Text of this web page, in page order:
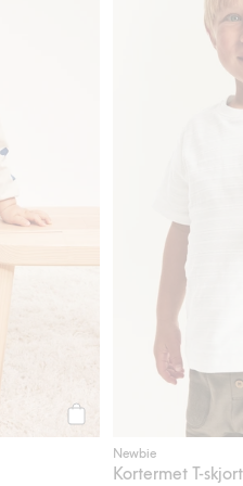
Legg til
Newbie
Kortermet T-